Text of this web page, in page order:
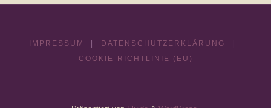
IMPRESSUM DATENSCHUTZERKLÄRUNG
COOKIE-RICHTLINIE (EU)